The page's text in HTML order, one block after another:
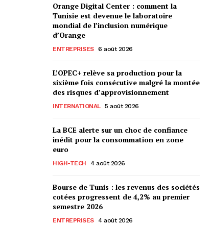
Orange Digital Center : comment la
Tunisie est devenue le laboratoire
mondial de l’inclusion numérique
d’Orange
ENTREPRISES 6 août 2026
L’OPEC+ relève sa production pour la
sixième fois consécutive malgré la montée
des risques d’approvisionnement
INTERNATIONAL 5 août 2026
La BCE alerte sur un choc de confiance
inédit pour la consommation en zone
euro
HIGH-TECH 4 août 2026
Bourse de Tunis : les revenus des sociétés
cotées progressent de 4,2% au premier
semestre 2026
ENTREPRISES 4 août 2026